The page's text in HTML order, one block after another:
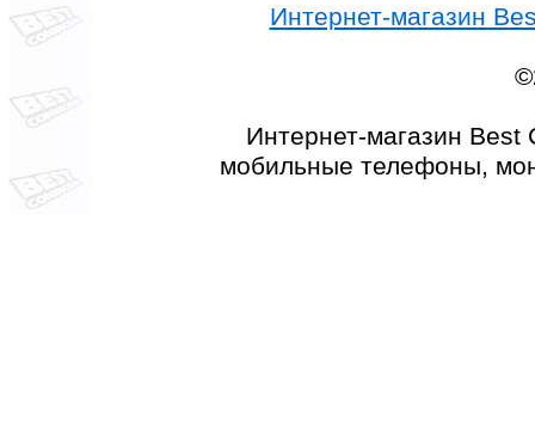
Интернет-магазин
Интернет-магазин Best
мобильные телефоны,